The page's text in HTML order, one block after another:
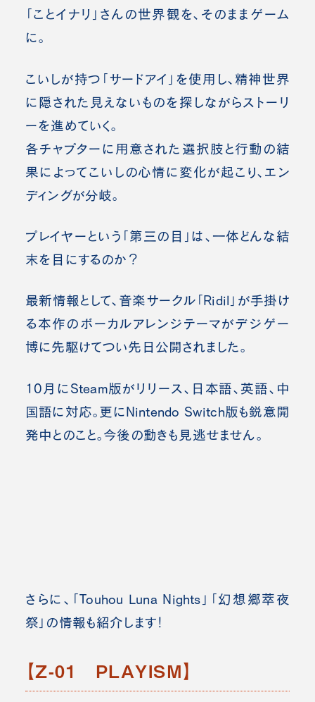
「ことイナリ」さんの世界観を、そのままゲーム
に。
こいしが持つ「サードアイ」を使用し、精神世界
に隠された見えないものを探しながらストーリ
ーを進めていく。
各チャプターに用意された選択肢と行動の結
果によってこいしの心情に変化が起こり、エン
ディングが分岐。
プレイヤーという「第三の目」は、一体どんな結
末を目にするのか？
最新情報として、音楽サークル「Ridil」が手掛け
る本作のボーカルアレンジテーマがデジゲー
博に先駆けてつい先日公開されました。
10月にSteam版がリリース、日本語、英語、中
国語に対応。更にNintendo Switch版も鋭意開
発中とのこと。今後の動きも見逃せません。
さらに、「Touhou Luna Nights」「幻想郷萃夜
祭」の情報も紹介します！
【Z-01 PLAYISM】